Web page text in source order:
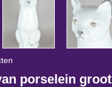
porselein groot